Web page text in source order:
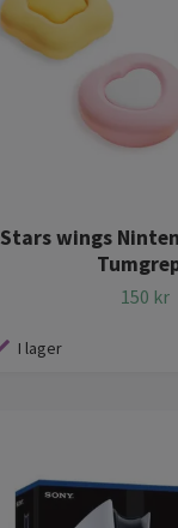
Stars wings
150 kr
I lager